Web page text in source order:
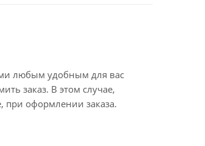
любым удобным для вас
заказ. В этом случае,
при оформлении заказа.